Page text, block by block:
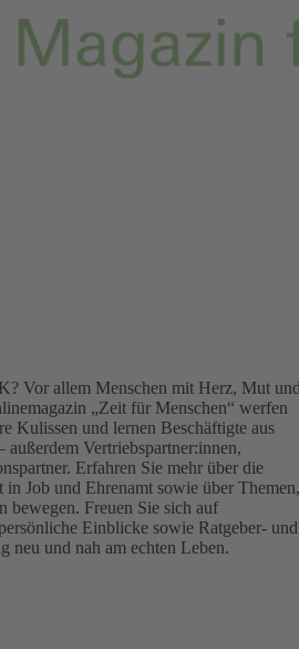
Vor allem Menschen mit Herz, Mut
„Zeit für Menschen“ werfen
Kulissen und lernen Beschäftigte aus
außerdem Vertriebspartner:innen,
Erfahren Sie mehr über die
in Job und Ehrenamt sowie über Themen,
bewegen. Freuen Sie sich auf
Einblicke sowie Ratgeber- und
neu und nah am echten Leben.